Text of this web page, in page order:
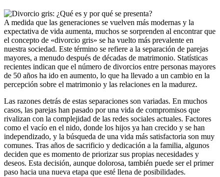
A medida que las generaciones se vuelven más modernas y la
expectativa de vida aumenta, muchos se sorprenden al encontrar que
el concepto de «divorcio gris» se ha vuelto más prevalente en
nuestra sociedad. Este término se refiere a la separación de parejas
mayores, a menudo después de décadas de matrimonio. Statísticas
recientes indican que el número de divorcios entre personas mayores
de 50 años ha ido en aumento, lo que ha llevado a un cambio en la
percepción sobre el matrimonio y las relaciones en la madurez.
Las razones detrás de estas separaciones son variadas. En muchos
casos, las parejas han pasado por una vida de compromisos que
rivalizan con la complejidad de las redes sociales actuales. Factores
como el vacío en el nido, donde los hijos ya han crecido y se han
independizado, y la búsqueda de una vida más satisfactoria son muy
comunes. Tras años de sacrificio y dedicación a la familia, algunos
deciden que es momento de priorizar sus propias necesidades y
deseos. Esta decisión, aunque dolorosa, también puede ser el primer
paso hacia una nueva etapa que esté llena de posibilidades.